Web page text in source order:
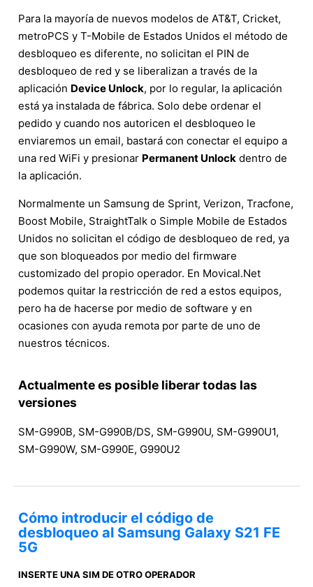
Para la mayoría de nuevos modelos de AT&T, Cricket,
metroPCS y T-Mobile de Estados Unidos el método de
desbloqueo es diferente, no solicitan el PIN de
desbloqueo de red y se liberalizan a través de la
aplicación Device Unlock, por lo regular, la aplicación
está ya instalada de fábrica. Solo debe ordenar el
pedido y cuando nos autoricen el desbloqueo le
enviaremos un email, bastará con conectar el equipo a
una red WiFi y presionar Permanent Unlock dentro de
la aplicación.
Normalmente un Samsung de Sprint, Verizon, Tracfone,
Boost Mobile, StraightTalk o Simple Mobile de Estados
Unidos no solicitan el código de desbloqueo de red, ya
que son bloqueados por medio del firmware
customizado del propio operador. En Movical.Net
podemos quitar la restricción de red a estos equipos,
pero ha de hacerse por medio de software y en
ocasiones con ayuda remota por parte de uno de
nuestros técnicos.
Actualmente es posible liberar todas las
versiones
SM-G990B, SM-G990B/DS, SM-G990U, SM-G990U1,
SM-G990W, SM-G990E, G990U2
Cómo introducir el código de
desbloqueo al Samsung Galaxy S21 FE
5G
INSERTE UNA SIM DE OTRO OPERADOR